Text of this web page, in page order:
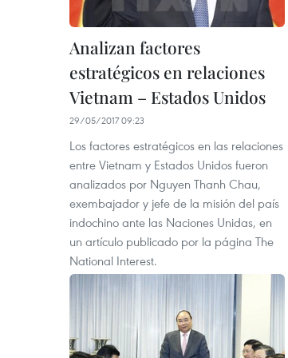
Analizan factores
estratégicos en relaciones
Vietnam – Estados Unidos
29/05/2017 09:23
Los factores estratégicos en las relaciones
entre Vietnam y Estados Unidos fueron
analizados por Nguyen Thanh Chau,
exembajador y jefe de la misión del país
indochino ante las Naciones Unidas, en
un artículo publicado por la página The
National Interest.